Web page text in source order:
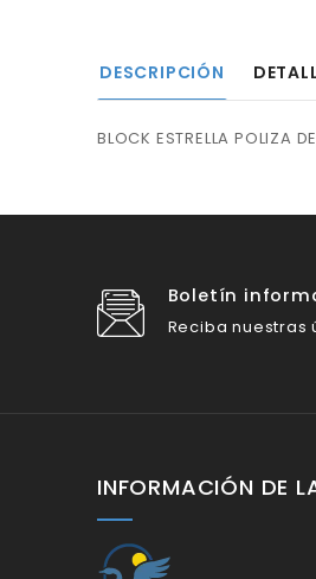
DESCRIPCIÓN
BLOCK ESTRELLA POLIZA
Boletín
Reciba nuestras
INFORMACIÓN DE